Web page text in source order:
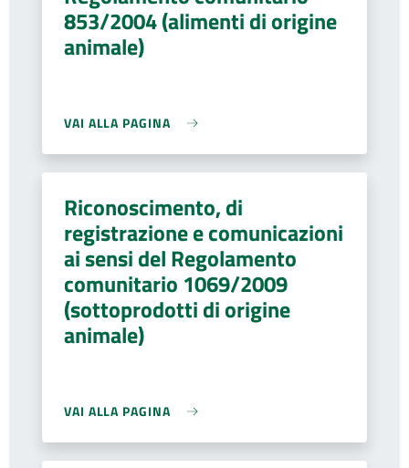
853/2004 (alimenti di origine
animale)
VAI ALLA PAGINA
Riconoscimento, di
registrazione e comunicazioni
ai sensi del Regolamento
comunitario 1069/2009
(sottoprodotti di origine
animale)
VAI ALLA PAGINA